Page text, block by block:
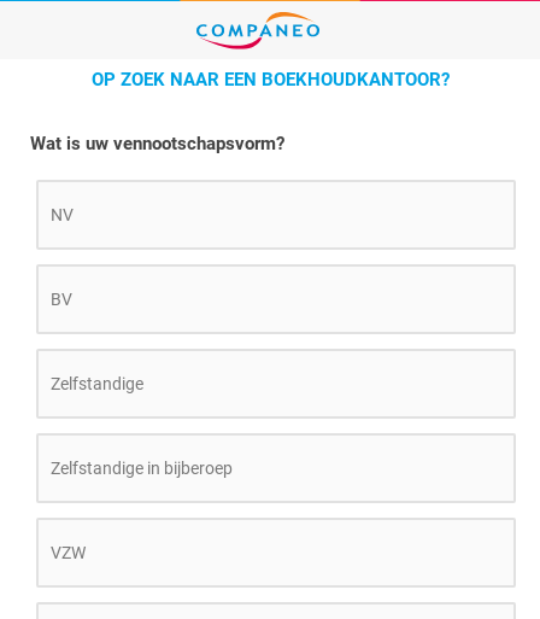
OP ZOEK NAAR EEN BOEKHOUDKANTOOR?
Wat is uw vennootschapsvorm?
NV
BV
Zelfstandige
Zelfstandige in bijberoep
VZW